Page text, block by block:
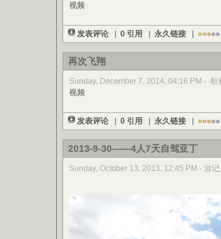
视频
发表评论 | 0 引用 | 永久链接 |
再次飞翔
Sunday, December 7, 2014, 04:16 PM - -航
视频
发表评论 | 0 引用 | 永久链接 |
2013-9-30——4人7天自驾亚丁
Sunday, October 13, 2013, 12:45 PM - 游记